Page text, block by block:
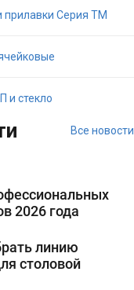
прилавки Серия ТМ
и стекло
Все новости
2026 года
линию
столовой